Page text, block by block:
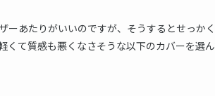
ーあたりがいいのですが、そうするとせっか
くて質感も悪くなさそうな以下のカバーを選ん